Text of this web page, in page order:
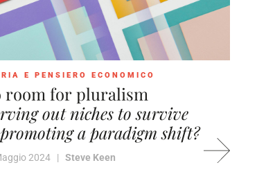
E PENSIERO ECONOMICO
room for pluralism
out niches to survive
a paradigm shift?
2024 | Steve Keen